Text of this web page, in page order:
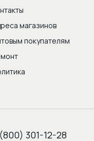
магазинов
покупателям
301-12-28